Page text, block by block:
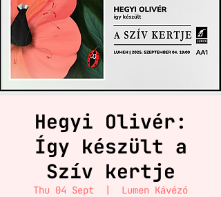
Hegyi Olivér:
Így készült a
Szív kertje
Thu 04 Sept
  |
Lumen Kávézó